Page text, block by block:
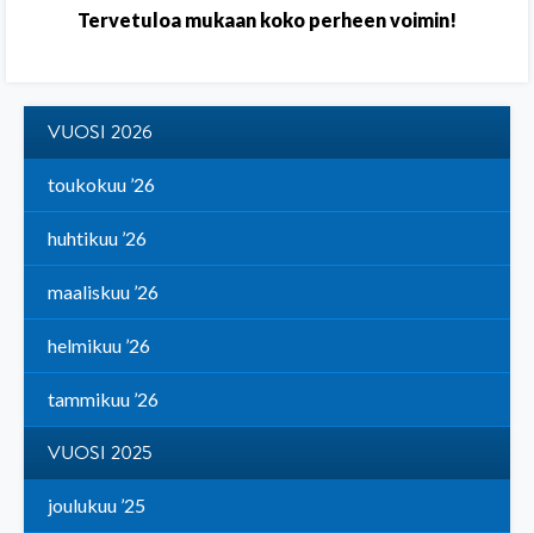
Tervetuloa mukaan koko perheen voimin!
VUOSI 2026
toukokuu ’26
huhtikuu ’26
maaliskuu ’26
helmikuu ’26
tammikuu ’26
VUOSI 2025
joulukuu ’25